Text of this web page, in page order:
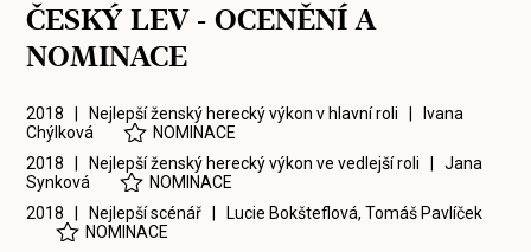
ČESKÝ LEV - OCENĚNÍ A
NOMINACE
2018 | Nejlepší ženský herecký výkon v hlavní roli |
Ivana
Chýlková
NOMINACE
2018 | Nejlepší ženský herecký výkon ve vedlejší roli |Jana
Synková
NOMINACE
2018 | Nejlepší scénář | Lucie Bokšteflová,Tomáš Pavlíček
NOMINACE